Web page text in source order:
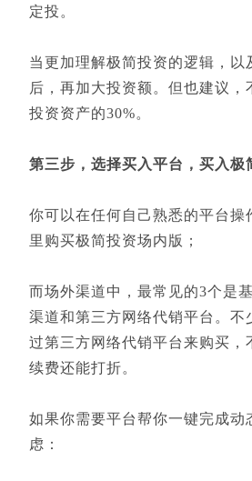
定投。
当更加理解极简投资的逻辑，以
后，再加大投资额。但也建议，
投资资产的30%。
第三步，选择买入平台，买入极
你可以在任何自己熟悉的平台操
里购买极简投资场内版；
而场外渠道中，最常见的3个是
渠道和第三方网络代销平台。不
过第三方网络代销平台来购买，
续费还能打折。
如果你需要平台帮你一键完成动
虑：